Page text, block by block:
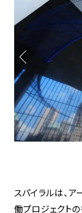
KITTE丸の内
⼆⼦⽟川
横浜赤レンガ倉
ルクア⼤阪
Nail Salon
Spiral Nail
naila 大宮そごう
Spiral
1
Spiral Schole
スパイラルが推進す
スパイラルは、ア
働プロジェクト